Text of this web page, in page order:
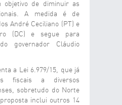
objetivo de diminuir as
A medida é de
André Ceciliano (PT) e
(DC) e segue para
governador Cláudio
a Lei 6.979/15, que já
fiscais a diversos
sobretudo do Norte
inclui outros 14